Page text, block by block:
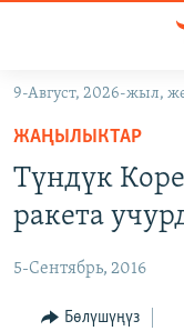
Навигацияга
өтүңүз
Издөөгө
салыңызКЫРГЫЗСТАН
ЭКОНОМИКА
МАДАНИЯТ
ДҮЙНӨ
БОРБОР АЗИЯ
УКРАИНА
АТАЙЫН ИЛИКТӨӨ
ТВ ПРОГРАММАЛАР
9-Август, 2026-жыл,
ЖАҢЫЛЫКТАР
Түндүк
ракета
5-Сентябрь, 2016
Бөлүшүңүз